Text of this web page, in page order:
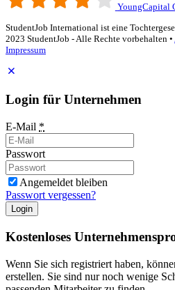
YoungCapital
StudentJob International ist eine
2023 StudentJob - Alle Rechte vorbehalten •
Impressum
Login für Unternehmen
E-Mail *
Passwort
Angemeldet bleiben
Passwort vergessen?
Login
Kostenloses
Wenn Sie sich registriert haben,
erstellen. Sie sind nur noch wenige